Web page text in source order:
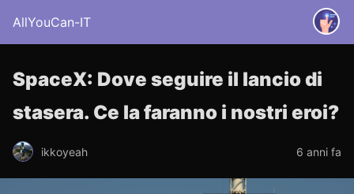
AllYouCan-IT
SpaceX: Dove seguire il lancio di
stasera. Ce la faranno i nostri eroi?
ikkoyeah 6 anni fa